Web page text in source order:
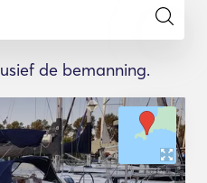
de bemanning.